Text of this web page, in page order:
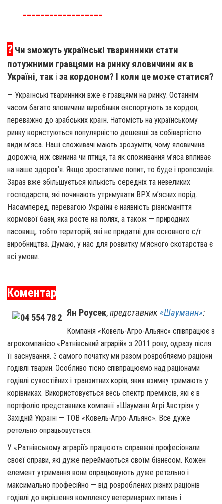
__________________
? Чи зможуть українські тваринники стати
потужними гравцями на ринку яловичини як в
Україні, так і за кордоном? І коли це може статися?
— Українські тваринники вже є гравцями на ринку. Останнім
часом багато яловичини виробники експортують за кордон,
переважно до арабських країн. Натомість на українському
ринку користуються популярністю дешевші за собівартістю
види м’яса. Наші споживачі мають зрозуміти, чому яловичина
дорожча, ніж свинина чи птиця, та як споживання м’яса впливає
на наше здоров’я. Якщо зростатиме попит, то буде і пропозиція.
Зараз вже збільшується кількість середніх та невеликих
господарств, які починають утримувати ВРХ м’ясних порід.
Насамперед, перевагою України є наявність різноманіття
кормової бази, яка росте на полях, а також — природних
пасовищ, тобто територій, які не придатні для основного с/г
виробництва. Думаю, у нас для розвитку м’ясного скотарства є
всі умови.
Коментар
Ян Роусек,представник «Шауманн»:
Компанія «Ковель-Агро-Альянс» співпрацює з
агрокомпанією «Ратнівський аграрій» з 2011 року, одразу після
її заснування. З самого початку ми разом розробляємо раціони
годівлі тварин. Особливо тісно співпрацюємо над раціонами
годівлі сухостійних і транзитних корів, яких взимку тримають у
корівниках. Використовується весь спектр преміксів, які є в
портфоліо представника компанії «Шауманн Агрі Австрія» у
Західній Україні — ТОВ «Ковель-Агро-Альянс». Все дуже
ретельно опрацьовується.
У «Ратнівському аграрії» працюють справжні професіонали
своєї справи, які дуже переймаються своїм бізнесом. Кожен
елемент утримання вони опрацьовують дуже ретельно і
максимально професійно — від розроблених різних раціонів
годівлі до вирішення комплексу ветеринарних питань і